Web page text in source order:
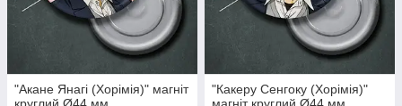
"Акане Янагі (Хорімія)" магніт
круглий Ø44 мм
"Какеру Сенгоку (Хорімія)"
магніт круглий Ø44 мм